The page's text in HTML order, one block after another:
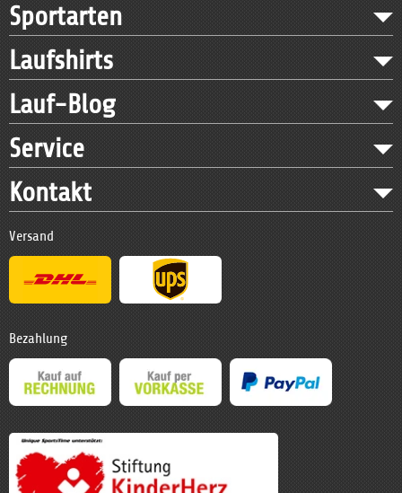
Sportarten
Laufshirts
Lauf-Blog
Service
Kontakt
Versand
Bezahlung